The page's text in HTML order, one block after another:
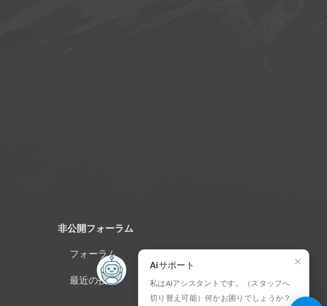
非公開フォーラム
フォーラム
最近の投稿
Aiサポート
私はAiアシスタントです。（スタッフへ
切り替え可能）何かお困りでしょうか？